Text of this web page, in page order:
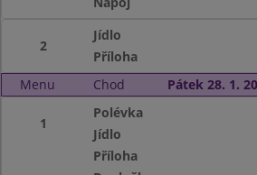
2
Jídlo
Příloha
Menu
Chod Pátek 28. 1.
1
Polévka
Jídlo
Příloha